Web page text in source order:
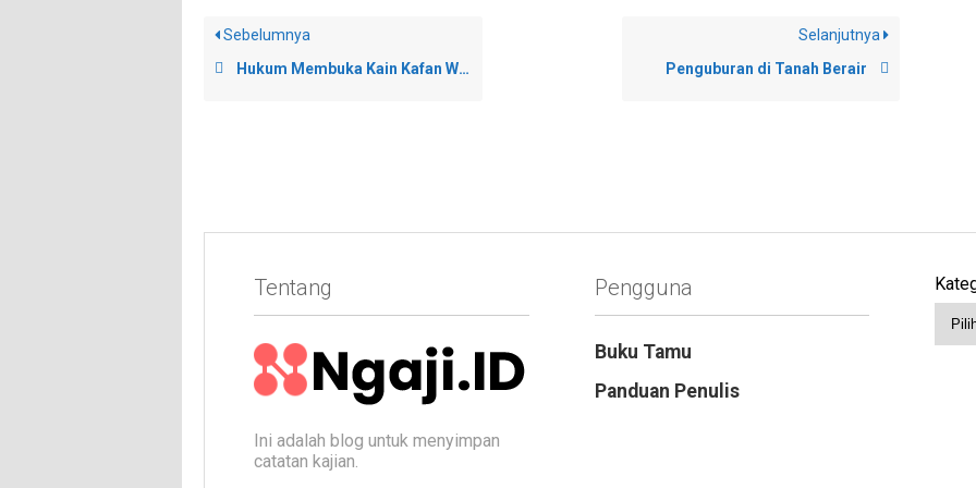
Sebelumnya
Hukum Membuka Kain Kafan Wajah
Selanjutnya
Penguburan di Tanah Berair
Tentang
Ini adalah blog untuk menyimpan
catatan kajian.
Pengguna
Buku Tamu
Panduan Penulis